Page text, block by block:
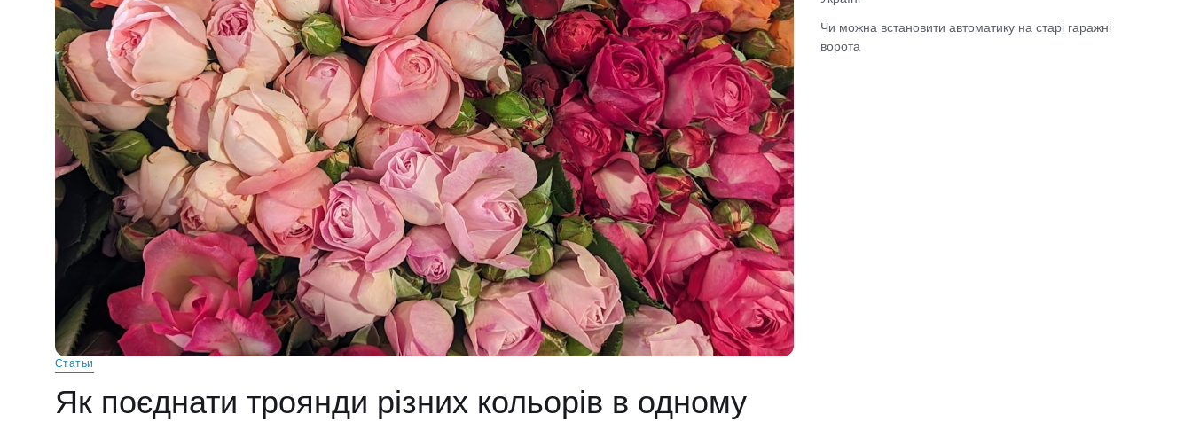
Статьи
Як поєднати троянди різних кольорів в одному
Чи можна встановити автоматику на старі гаражні
ворота